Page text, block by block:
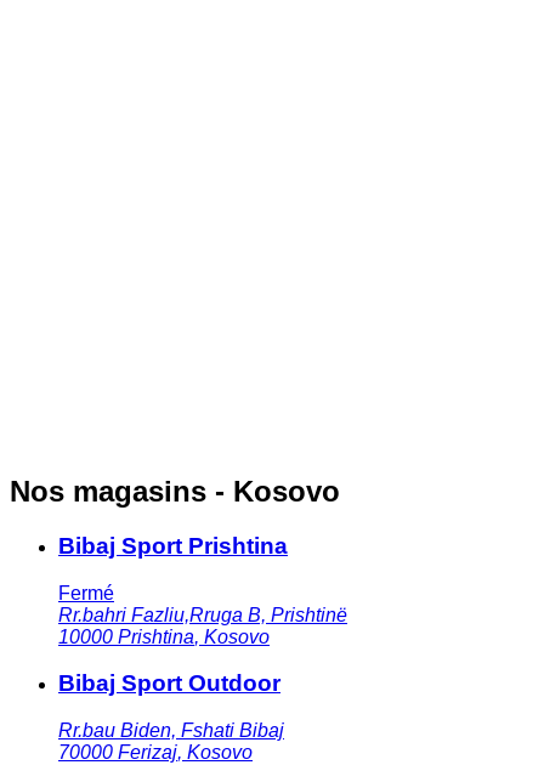
Nos magasins - Kosovo
Bibaj Sport Prishtina
Fermé
Rr.bahri Fazliu,Rruga B, Prishtinë
10000 Prishtina, Kosovo
Bibaj Sport Outdoor
Rr.bau Biden, Fshati Bibaj
70000 Ferizaj, Kosovo